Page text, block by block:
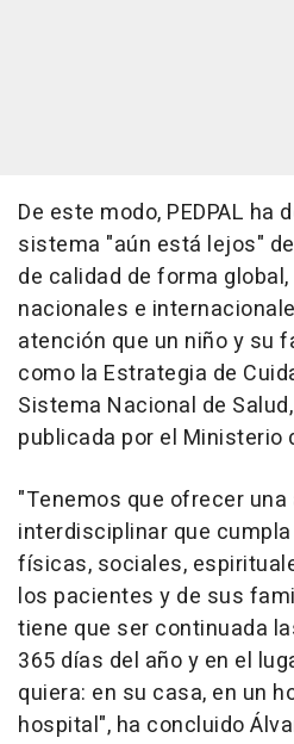
De este modo, PEDPAL ha
sistema "aún está lejos"
de calidad de forma
nacionales e
atención que un niño y su
como la Estrategia de
Sistema Nacional de
publicada por el Ministerio
"Tenemos que ofrecer
interdisciplinar que
físicas, sociales,
los pacientes y de sus
tiene que ser continuada
365 días del año y en el
quiera: en su casa, en un
hospital", ha concluido